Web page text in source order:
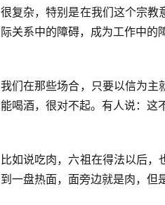
很复杂，特别是在我们这个宗教
际关系中的障碍，成为工作中的
我们在那些场合，只要以信为主
能喝酒，很对不起。有人说：这
比如说吃肉，六祖在得法以后
到一盘热面，面旁边就是肉，但